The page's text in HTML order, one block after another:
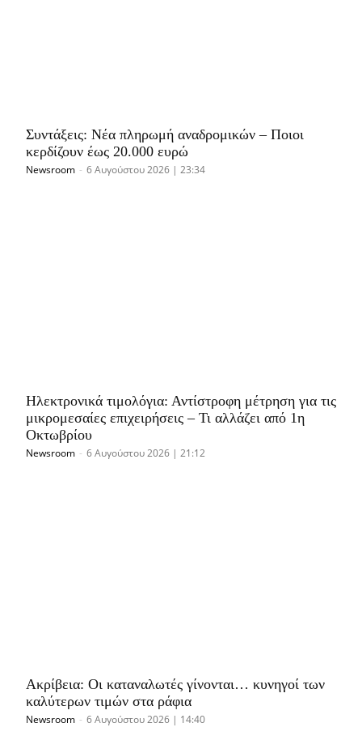
Συντάξεις: Νέα πληρωμή αναδρομικών – Ποιοι
κερδίζουν έως 20.000 ευρώ
Newsroom - 6 Αυγούστου 2026 | 23:34
Ηλεκτρονικά τιμολόγια: Αντίστροφη μέτρηση για τις
μικρομεσαίες επιχειρήσεις – Τι αλλάζει από 1η
Οκτωβρίου
Newsroom - 6 Αυγούστου 2026 | 21:12
Ακρίβεια: Οι καταναλωτές γίνονται… κυνηγοί των
καλύτερων τιμών στα ράφια
Newsroom - 6 Αυγούστου 2026 | 14:40